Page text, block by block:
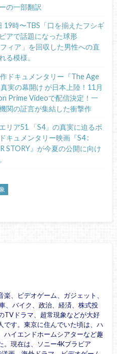
の一部翻訳
19時〜TBS「口を揃えたフシギ
アで話題になった球形
ィア」を回収した男性への直
る模様。
作ドキュメンタリー『The Age
実の幕開け が日本上陸！11月
Prime Videoで配信決定！一
関の証言が集結した衝撃作
リア51 「S4」の真実に迫るボ
キュメンタリー映画『S4 :
STORY』が今夏の公開に向け
、ビデオゲーム、ガジェット、
、バイク、政治、経済、株式投
TVドラマ、超常現象などが大好
です。東京に住んでいた頃は、ハ
ハイエンドホームシアターなど趣
。現在は、ソニー4Kブラビア